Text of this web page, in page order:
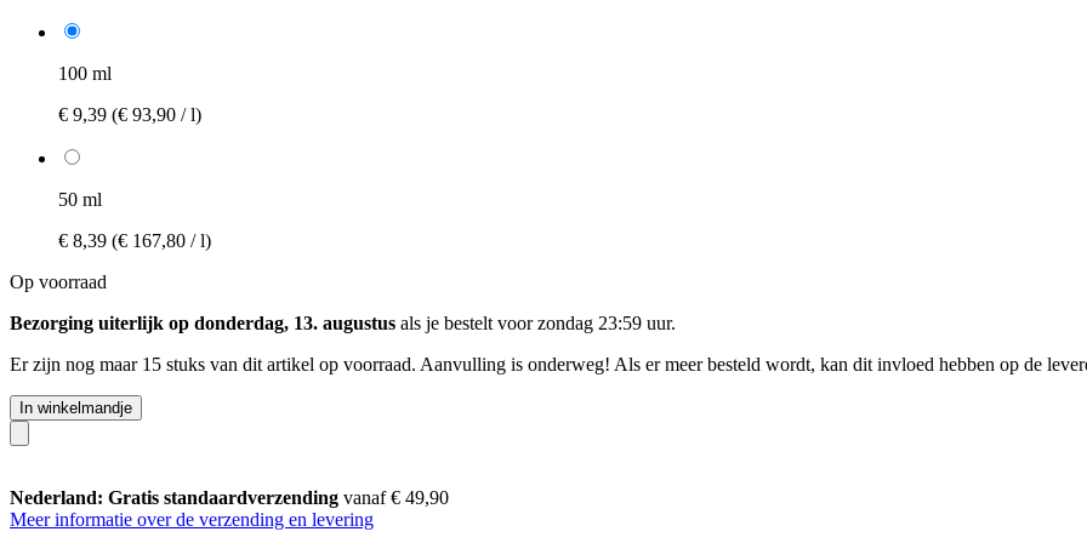
100 ml
€ 9,39 (€ 93,90 / l)
50 ml
€ 8,39 (€ 167,80 / l)
Op voorraad
Bezorging uiterlijk op donderdag, 13. augustus als je bestelt voorzondag 23:59 uur.
Er zijn nog maar 15 stuks van dit artikel op voorraad. Aanvulling is onderweg! Als er meer besteld wordt, kan dit invloed hebben op de
In winkelmandje
Nederland: Gratis standaardverzending vanaf € 49,90
Meer informatie over de verzending en levering